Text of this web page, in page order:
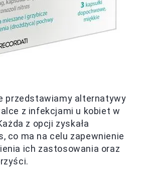
przedstawiamy alternatywy
z infekcjami u kobiet w
z opcji zyskała
co ma na celu zapewnienie
ich zastosowania oraz